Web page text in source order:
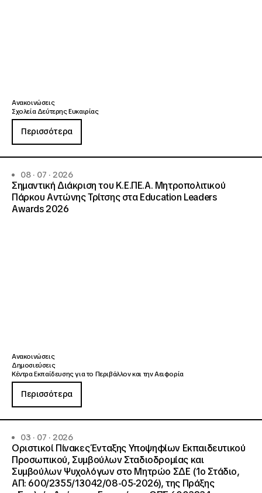
Ανακοινώσεις
Σχολεία Δεύτερης Ευκαιρίας
Περισσότερα
08 · 07 · 2026
Σημαντική Διάκριση του Κ.Ε.ΠΕ.Α. Μητροπολιτικού
Πάρκου Αντώνης Τρίτσης στα Education Leaders
Awards 2026
Ανακοινώσεις
Δημοσιεύσεις
Κέντρα Εκπαίδευσης για το Περιβάλλον και την Αειφορία
Περισσότερα
03 · 07 · 2026
Οριστικοί Πίνακες Ένταξης Υποψηφίων Εκπαιδευτικού
Προσωπικού, Συμβούλων Σταδιοδρομίας και
Συμβούλων Ψυχολόγων στο Μητρώο ΣΔΕ (1ο Στάδιο,
ΑΠ: 600/2355/13042/08-05-2026), της Πράξης